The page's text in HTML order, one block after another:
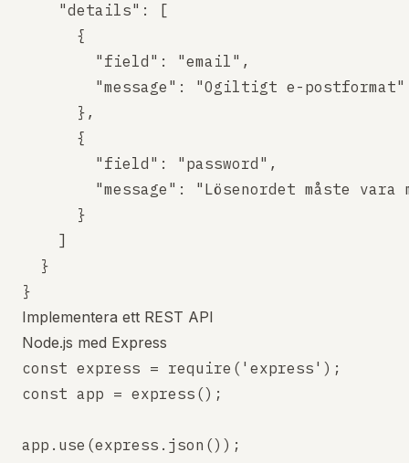
    "details": [
      {
        "field": "email",
        "message": "Ogiltigt e-postformat"
      },
      {
        "field": "password",
"message": "Lösenordet måste vara
      }
    ]
  }
Implementera ett REST API
Node.js med Express
const express = require('express');
const app = express();
app.use(express.json());